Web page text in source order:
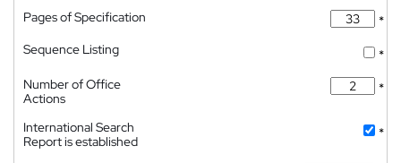
Pages of Specification
*
Sequence Listing
*
Number of Office
Actions
*
International Search
Report is established
*